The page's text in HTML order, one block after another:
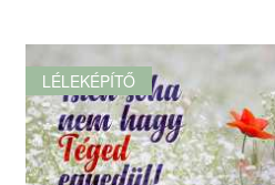
LÉLEKÉPÍTŐ